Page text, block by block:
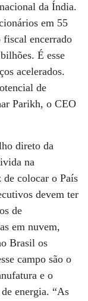
da Índia.
em 55
fiscal encerrado
É esse
acelerados.
de
Parikh, o CEO
direto da
na
de colocar o País
devem ter
de
em nuvem,
Brasil os
campo são o
e o
energia. “As